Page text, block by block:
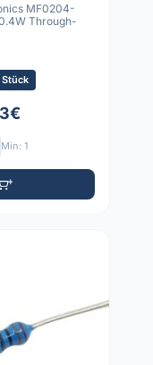
MF0204-
Through-
Min: 1